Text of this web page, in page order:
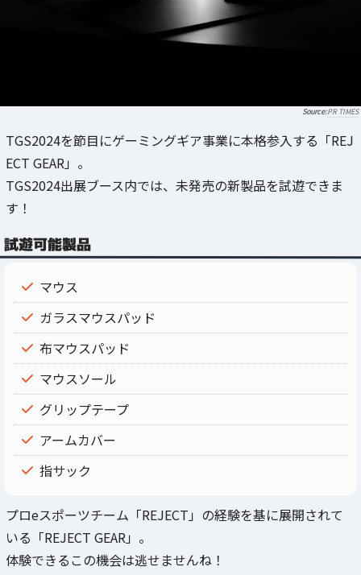
PR TIMES
TGS2024を節目にゲーミングギア事業に本格参入する「REJ
ECT GEAR」。
TGS2024出展ブース内では、未発売の新製品を試遊できま
す！
試遊可能製品
マウス
ガラスマウスパッド
布マウスパッド
マウスソール
グリップテープ
アームカバー
指サック
プロeスポーツチーム「REJECT」の経験を基に展開されて
いる「REJECT GEAR」。
体験できるこの機会は逃せませんね！